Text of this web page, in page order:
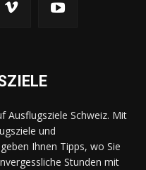
Ausflugsziele Schweiz. Mit
und
Ihnen Tipps, wo Sie
Stunden mit